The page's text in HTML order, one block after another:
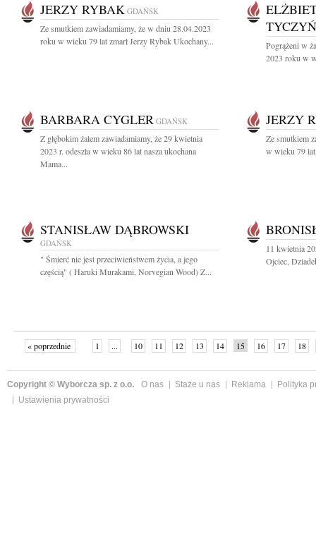
JERZY RYBAK GDAŃSK
Ze smutkiem zawiadamiamy, że w dniu 28.04.2023
roku w wieku 79 lat zmarł Jerzy Rybak Ukochany...
Pogrążeni w
2023 roku w
BARBARA CYGLER GDAŃSK
Z głębokim żalem zawiadamiamy, że 29 kwietnia
2023 r. odeszła w wieku 86 lat nasza ukochana
Mama...
JERZY
Ze smutkiem
w wieku 79
STANISŁAW DĄBROWSKI
GDAŃSK
" Śmierć nie jest przeciwieństwem życia, a jego
częścią" ( Haruki Murakami, Norvegian Wood) Z...
11 kwietnia
Ojciec,
« poprzednie 1 ... 10 11 12 13 14 15 16 17
18
Copyright © Wyborcza sp. z o.o. O nas Staże u nas Reklama
Polityka
Ustawienia prywatności